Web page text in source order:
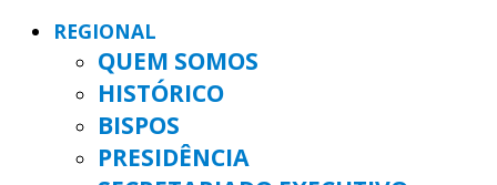
REGIONAL
QUEM SOMOS
HISTÓRICO
BISPOS
PRESIDÊNCIA